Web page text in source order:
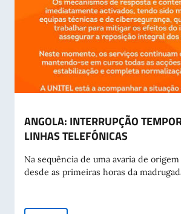
ANGOLA: INTERRUPÇÃO
LINHAS TELEFÓNICAS
Na sequência de uma avaria de
desde as primeiras horas da